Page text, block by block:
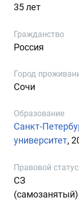
35 лет
Гражданство
Россия
Город
Сочи
Образование
Санкт-
университет,
Правовой статус
СЗ
(самозанятый)